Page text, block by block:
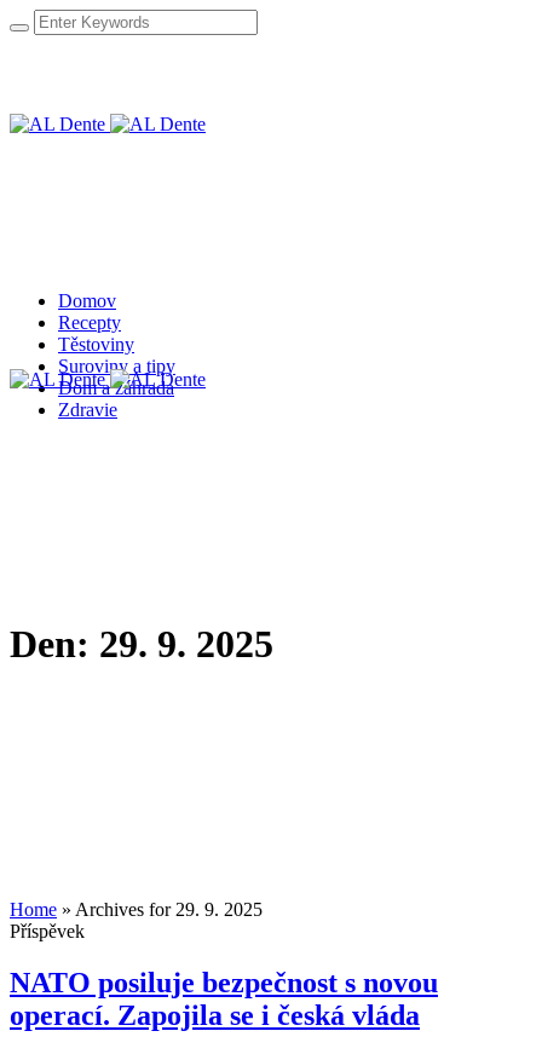
Domov
Recepty
Těstoviny
Suroviny a tipy
Dom a záhrada
Zdravie
Den: 29. 9. 2025
Home » Archives for 29. 9. 2025
Příspěvek
NATO posiluje bezpečnost s novou
operací. Zapojila se i česká vláda